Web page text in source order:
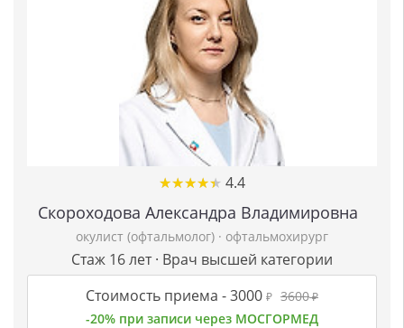
★★★★★
★★★★★ 4.4
Скороходова Александра Владимировна
окулист (офтальмолог) · офтальмохирург
Стаж 16 лет · Врач высшей категории
Стоимость приема -3000 ₽ 3600₽
-20% при записи через МОСГОРМЕД